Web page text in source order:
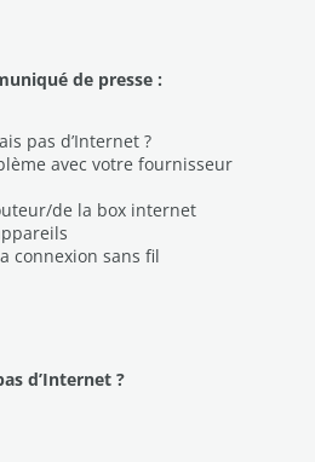
de presse :
pas d’Internet ?
avec votre fournisseur
de la box internet
connexion sans fil
d’Internet ?